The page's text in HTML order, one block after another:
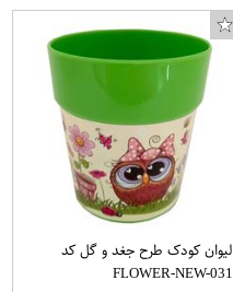
لیوان کودک طرح جغد و گل کد
FLOWER-NEW-031